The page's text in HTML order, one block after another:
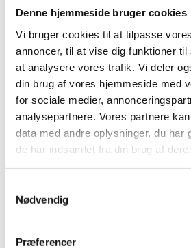
Denne hjemmeside bruger cookies
Vi bruger cookies til at tilpasse
annoncer, til at vise dig funktioner
at analysere vores trafik. Vi deler
din brug af vores hjemmeside med
for sociale medier,
analysepartnere. Vores partnere
data med andre oplysninger, du har
de har indsamlet fra din brug af
Nødvendig
Præferencer
Diamant ringe
Forgyldte ringe
Guld ringe
Sølv ringe
Dåbsartikler
Bestik
Bordflag
Kop & Tallerken
Smykkeskrin
Sparebøsser
Diverse
Børnesmykker
Børnearmbånd
Børnehalskæder
Halskæder